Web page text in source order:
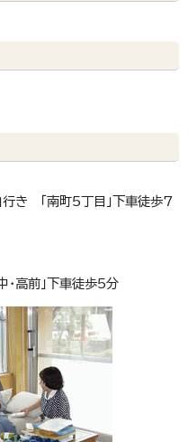
行き 「南町5丁目」下車徒歩7
高前」下車徒歩5分